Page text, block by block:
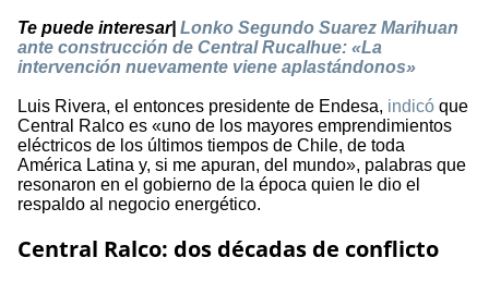
Te puede interesar| Lonko Segundo Suarez Marihuan
ante construcción de Central Rucalhue: «La
intervención nuevamente viene aplastándonos»
Luis Rivera, el entonces presidente de Endesa, indicó que
Central Ralco es «uno de los mayores emprendimientos
eléctricos de los últimos tiempos de Chile, de toda
América Latina y, si me apuran, del mundo», palabras que
resonaron en el gobierno de la época quien le dio el
respaldo al negocio energético.
Central Ralco: dos décadas de conflicto